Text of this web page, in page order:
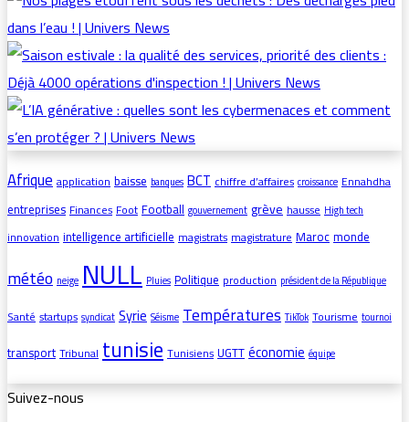
Afriqueapplicationbaisse banques BCTchiffre d’affaires croissance Ennahdha
entreprisesFinancesFootFootball gouvernement grèvehausse High tech
innovationintelligence artificiellemagistratsmagistratureMarocmonde
météo neige NULL Pluies Politique production président de la République
Santéstartups syndicat Syrie Séisme Températures TikTok Tourisme tournoi
transportTribunaltunisieTunisiensUGTTéconomie équipe
Suivez-nous